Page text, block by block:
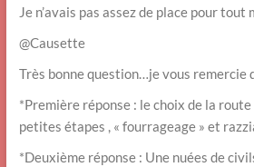
Je n’avais pas assez de place pour tout
@Causette
Très bonne question…je vous remercie
*Première réponse : le choix de la
petites étapes , « fourrageage » et
*Deuxième réponse : Une nuées de